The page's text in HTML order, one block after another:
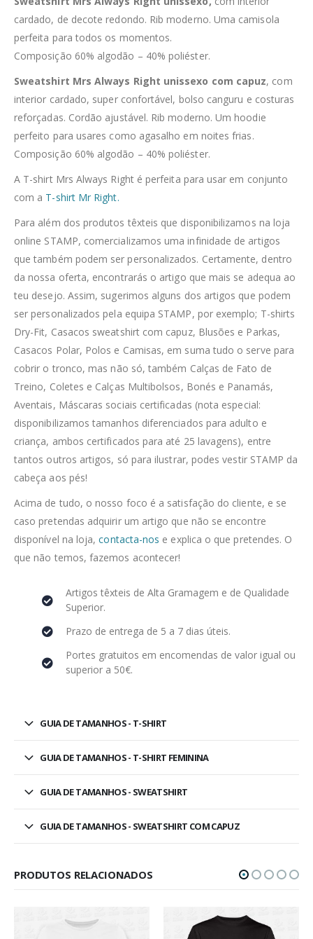
cardado, de decote redondo. Rib moderno. Uma camisola
perfeita para todos os momentos.
Composição 60% algodão – 40% poliéster.
Sweatshirt Mrs Always Right unissexo com capuz, com
interior cardado, super confortável, bolso canguru e costuras
reforçadas. Cordão ajustável. Rib moderno. Um hoodie
perfeito para usares como agasalho em noites frias.
Composição 60% algodão – 40% poliéster.
A T-shirt Mrs Always Right é perfeita para usar em conjunto
com a T-shirt Mr Right.
Para além dos produtos têxteis que disponibilizamos na loja
online STAMP, comercializamos uma infinidade de artigos
que também podem ser personalizados. Certamente, dentro
da nossa oferta, encontrarás o artigo que mais se adequa ao
teu desejo. Assim, sugerimos alguns dos artigos que podem
ser personalizados pela equipa STAMP, por exemplo; T-shirts
Dry-Fit, Casacos sweatshirt com capuz, Blusões e Parkas,
Casacos Polar, Polos e Camisas, em suma tudo o serve para
cobrir o tronco, mas não só, também Calças de Fato de
Treino, Coletes e Calças Multibolsos, Bonés e Panamás,
Aventais, Máscaras sociais certificadas (nota especial:
disponibilizamos tamanhos diferenciados para adulto e
criança, ambos certificados para até 25 lavagens), entre
tantos outros artigos, só para ilustrar, podes vestir STAMP da
cabeça aos pés!
Acima de tudo, o nosso foco é a satisfação do cliente, e se
caso pretendas adquirir um artigo que não se encontre
disponível na loja,contacta-nos e explica o que pretendes. O
que não temos, fazemos acontecer!
Artigos têxteis de Alta Gramagem e de Qualidade
Superior.
Prazo de entrega de 5 a 7 dias úteis.
Portes gratuitos em encomendas de valor igual ou
superior a 50€.
GUIA DE TAMANHOS - T-SHIRT
GUIA DE TAMANHOS - T-SHIRT FEMININA
GUIA DE TAMANHOS - SWEATSHIRT
GUIA DE TAMANHOS - SWEATSHIRT COM CAPUZ
PRODUTOS RELACIONADOS